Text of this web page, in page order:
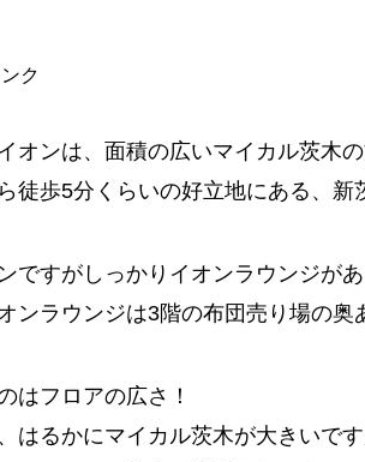
ク
オンは、面積の広いマイカル茨木
徒歩5分くらいの好立地にある、新
ですがしっかりイオンラウンジがあ
ンラウンジは3階の布団売り場の奥
はフロアの広さ！
はるかにマイカル茨木が大きいです